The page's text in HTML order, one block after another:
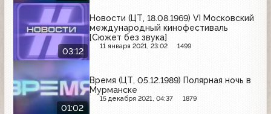
03:12
Новости (ЦТ, 18.08.1969) VI Московский
международный кинофестиваль
[Сюжет без звука]
11 января 2021, 23:02 1499
01:02
Время (ЦТ, 05.12.1989) Полярная ночь в
Мурманске
15 декабря 2021, 04:37 1879